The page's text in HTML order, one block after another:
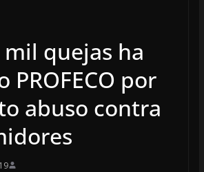
mil quejas ha
PROFECO por
abuso contra